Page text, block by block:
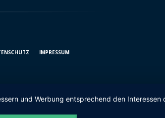
IMPRESSUM
und Werbung entsprechend den Interessen